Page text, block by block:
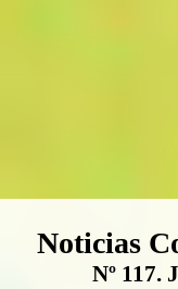
Boletín
Noticias
Nº 117.